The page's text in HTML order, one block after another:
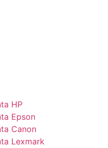
HP
Epson
Canon
Lexmark